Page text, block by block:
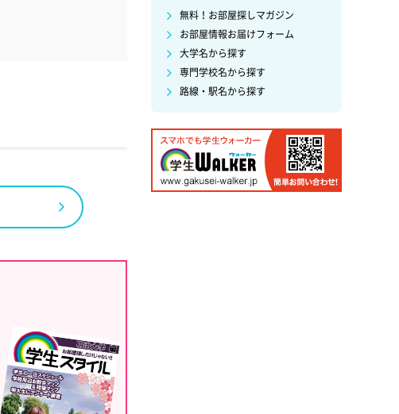
無料！お部屋探しマガジン
お部屋情報お届けフォーム
大学名から探す
専門学校名から探す
路線・駅名から探す